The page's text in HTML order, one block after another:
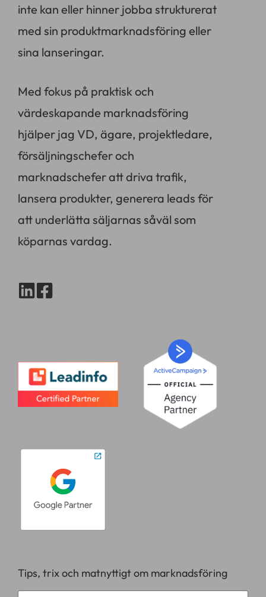
inte kan eller hinner jobba strukturerat
med sin produktmarknadsföring eller
sina lanseringar.
Med fokus på praktisk och
värdeskapande marknadsföring
hjälper jag VD, ägare, projektledare,
försäljningschefer och
marknadschefer att driva trafik,
lansera produkter, generera leads för
att underlätta säljarnas såväl som
köparnas vardag.
Tips, trix och matnyttigt om marknadsföring